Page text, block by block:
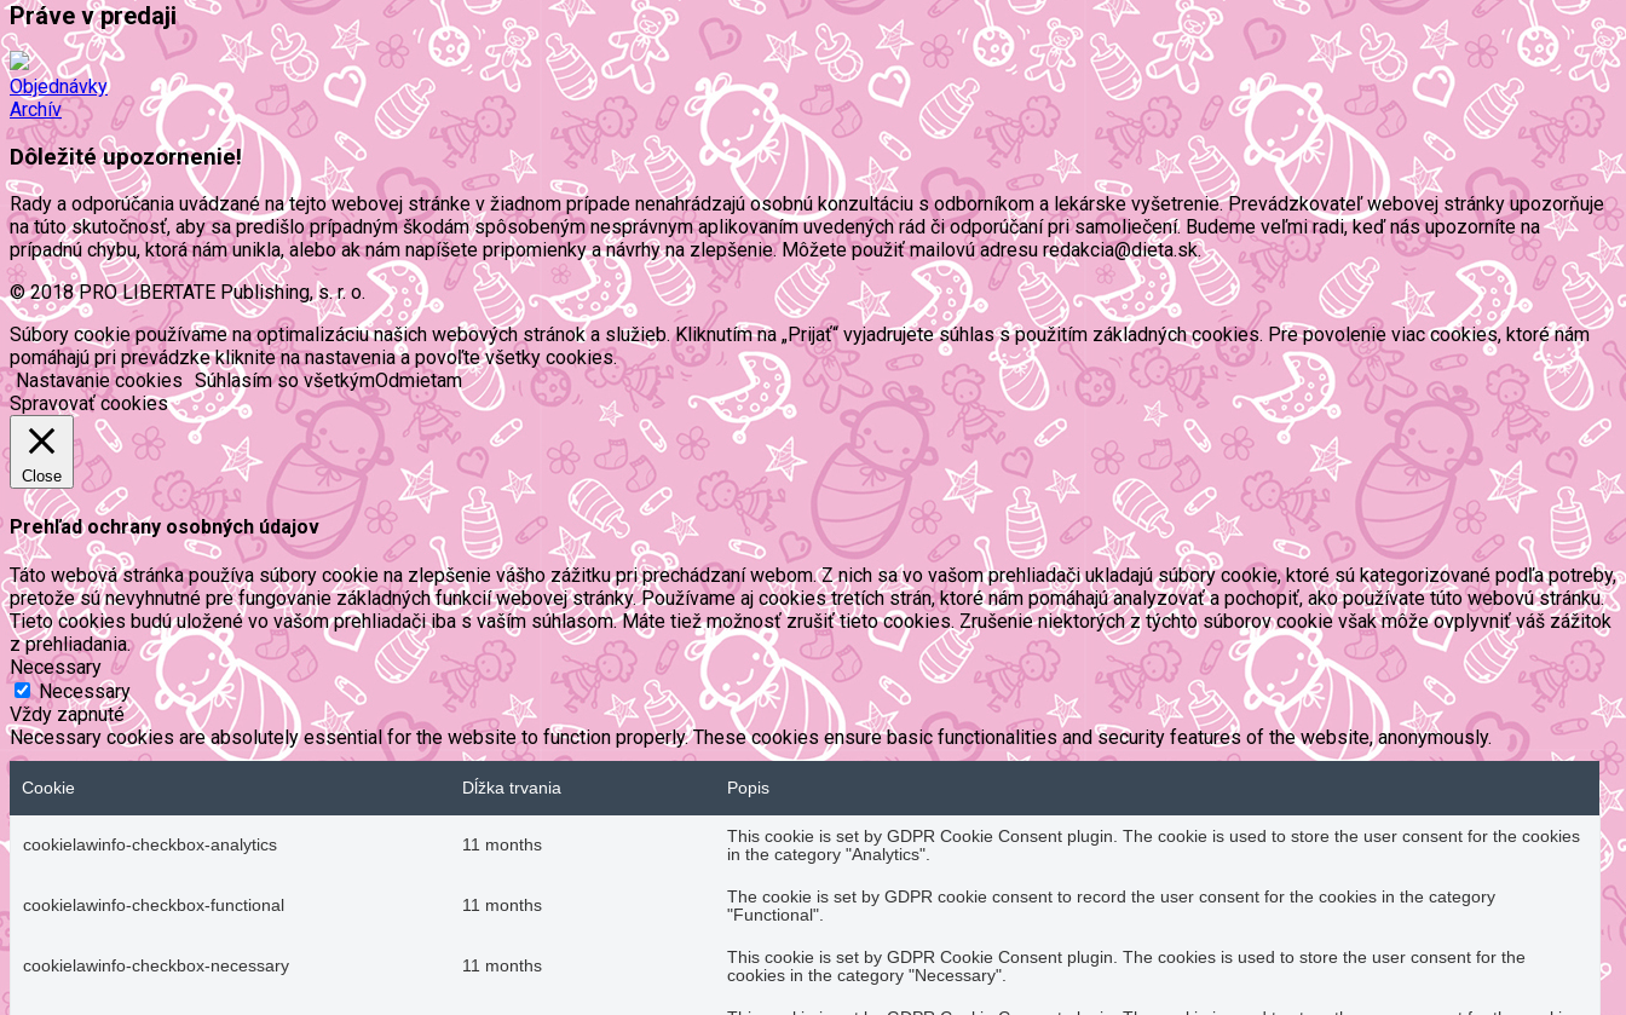
Práve v predaji
Objednávky
Archív
Dôležité upozornenie!
Rady a odporúčania uvádzané na tejto webovej stránke v žiadnom prípade nenahrádzajú osobnú konzultáciu s odborníkom a lekárske vyšetrenie. Prevádzkovateľ webovej stránky upozorňuje
na túto skutočnosť, aby sa predišlo prípadným škodám spôsobeným nesprávnym aplikovaním uvedených rád či odporúčaní pri samoliečení. Budeme veľmi radi, keď nás upozorníte na
prípadnú chybu, ktorá nám unikla, alebo ak nám napíšete pripomienky a návrhy na zlepšenie. Môžete použiť mailovú adresu redakcia@dieta.sk.
© 2018 PRO LIBERTATE Publishing, s. r. o.
Súbory cookie používame na optimalizáciu našich webových stránok a služieb. Kliknutím na „Prijať“ vyjadrujete súhlas s použitím základných cookies. Pre povolenie viac cookies, ktoré nám
pomáhajú pri prevádzke kliknite na nastavenia a povoľte všetky cookies.
Nastavanie cookies Súhlasím so všetkýmOdmietam
Spravovať cookies
Close
Prehľad ochrany osobných údajov
Táto webová stránka používa súbory cookie na zlepšenie vášho zážitku pri prechádzaní webom. Z nich sa vo vašom prehliadači ukladajú súbory cookie, ktoré sú kategorizované podľa potreby,
pretože sú nevyhnutné pre fungovanie základných funkcií webovej stránky. Používame aj cookies tretích strán, ktoré nám pomáhajú analyzovať a pochopiť, ako používate túto webovú stránku.
Tieto cookies budú uložené vo vašom prehliadači iba s vaším súhlasom. Máte tiež možnosť zrušiť tieto cookies. Zrušenie niektorých z týchto súborov cookie však môže ovplyvniť váš zážitok
z prehliadania.
Necessary
Necessary
Vždy zapnuté
Necessary cookies are absolutely essential for the website to function properly. These cookies ensure basic functionalities and security features of the website, anonymously.
Cookie Dĺžka trvania Popis
cookielawinfo-checkbox-analytics 11 months
This cookie is set by GDPR Cookie Consent plugin. The cookie is used to store the user consent for the cookies
in the category "Analytics".
cookielawinfo-checkbox-functional 11 months
The cookie is set by GDPR cookie consent to record the user consent for the cookies in the category
"Functional".
cookielawinfo-checkbox-necessary 11 months
This cookie is set by GDPR Cookie Consent plugin. The cookies is used to store the user consent for the
cookies in the category "Necessary".